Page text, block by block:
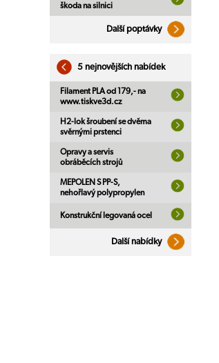
škoda na silnici
Další poptávky
5 nejnovějších nabídek
Filament PLA od 179,- na
www.tiskve3d.cz
H2-lok šroubení se dvěma
svěrnými prstenci
Opravy a servis
obráběcích strojů
MEPOLEN S PP-S,
nehořlavý polypropylen
Konstrukční legovaná ocel
Další nabídky